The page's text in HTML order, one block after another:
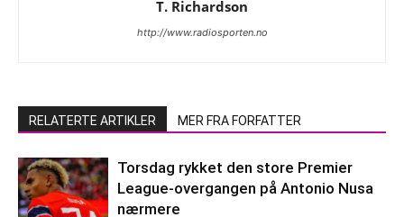
T. Richardson
http://www.radiosporten.no
RELATERTE ARTIKLER MER FRA FORFATTER
Torsdag rykket den store Premier
League-overgangen på Antonio Nusa
nærmere